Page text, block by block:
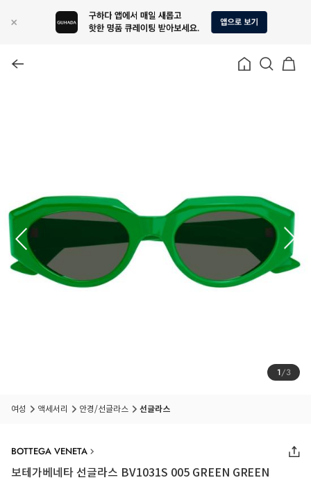
1/3
여성 액세서리 안경/선글라스 선글라스
BOTTEGA VENETA
보테가베네타 선글라스 BV1031S 005 GREEN GREEN